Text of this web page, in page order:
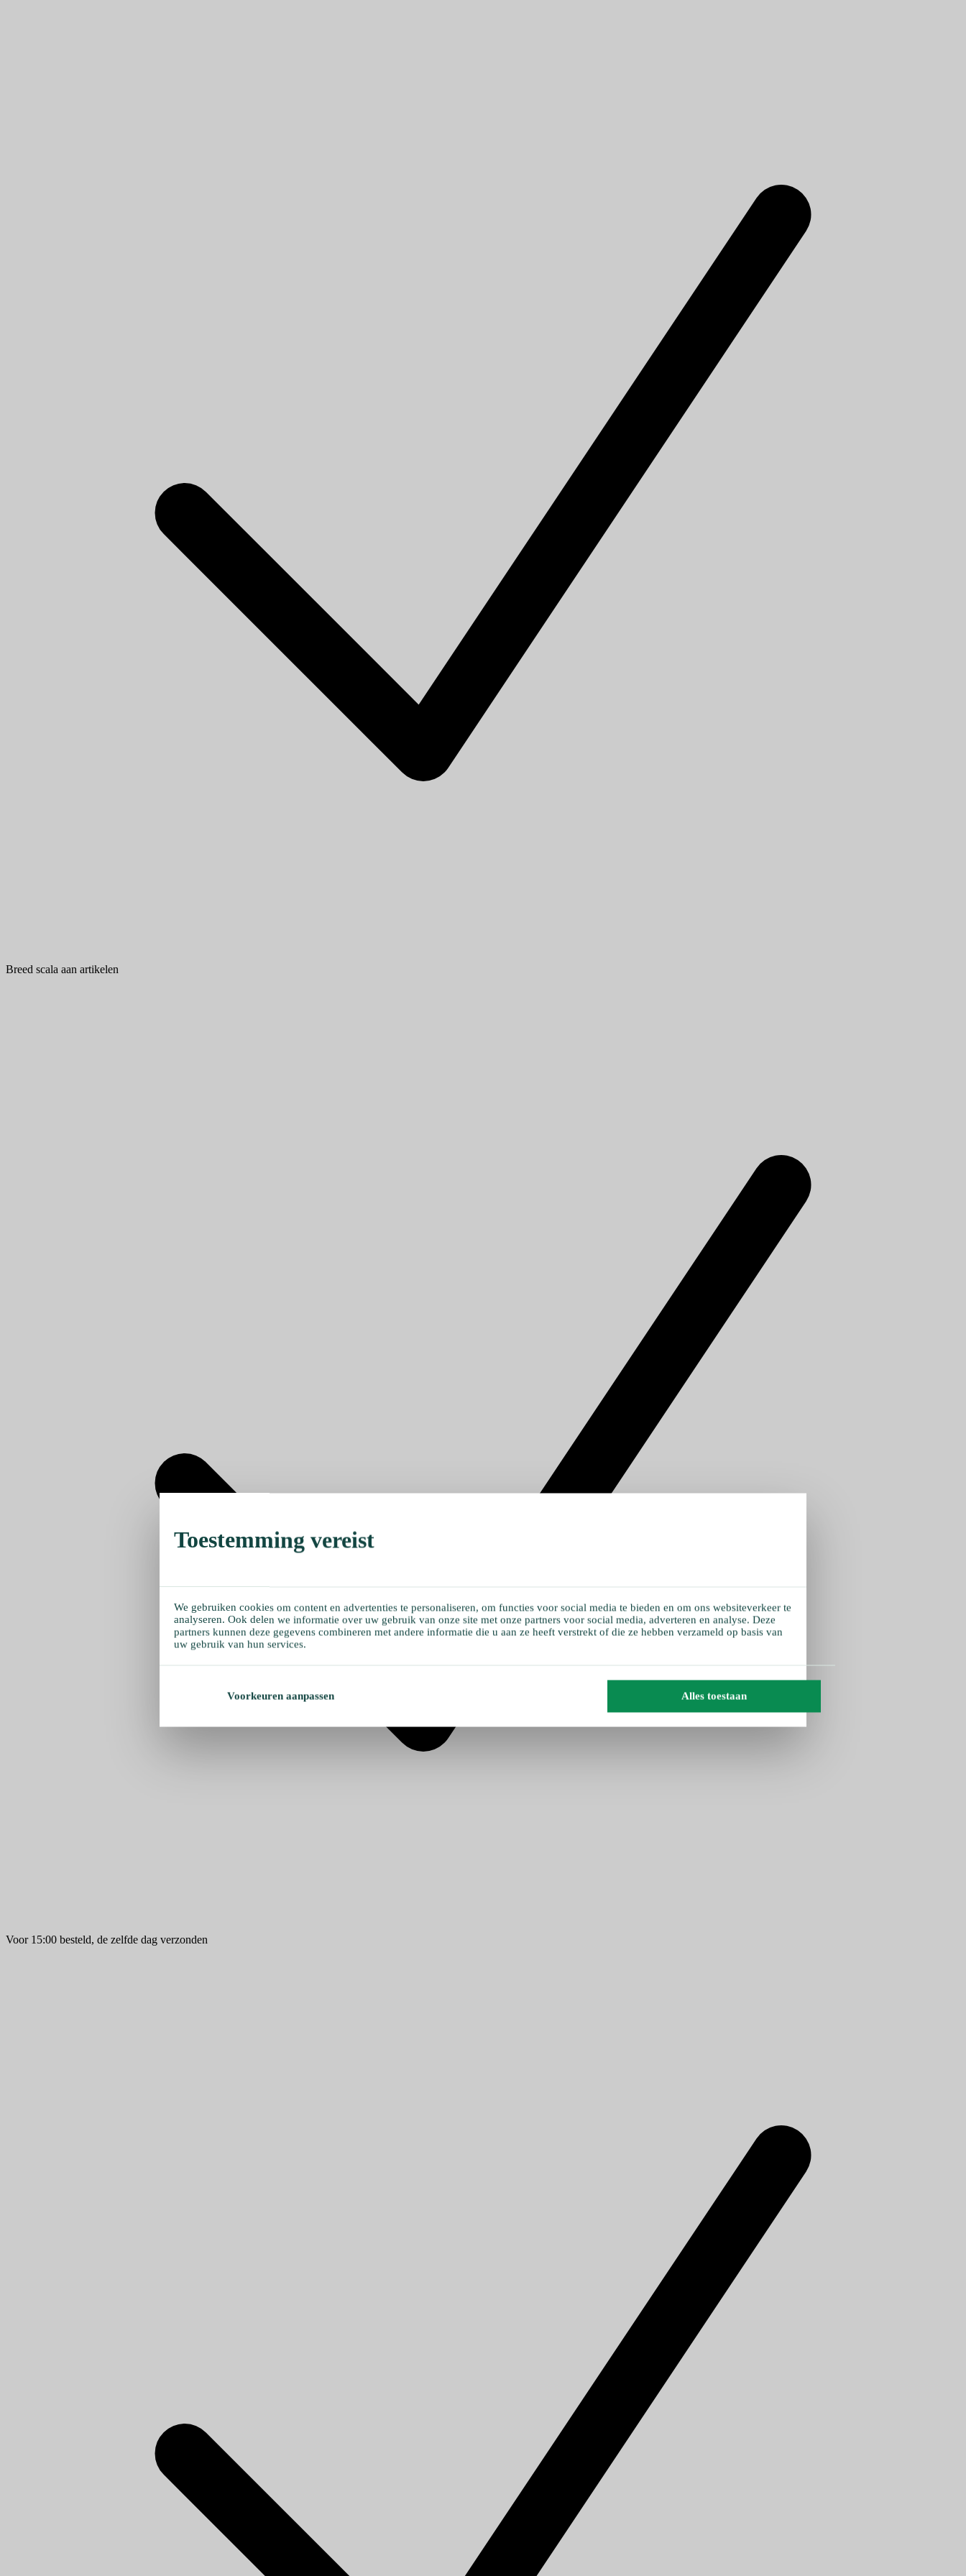
Breed scala aan artikelen
Voor 15:00 besteld, de zelfde dag verzonden
Toestemming vereist
We gebruiken cookies om content en advertenties te personaliseren, om functies voor social media te bieden en om ons websiteverkeer te
analyseren. Ook delen we informatie over uw gebruik van onze site met onze partners voor social media, adverteren en analyse. Deze
partners kunnen deze gegevens combineren met andere informatie die u aan ze heeft verstrekt of die ze hebben verzameld op basis van
uw gebruik van hun services.
Voorkeuren aanpassen Alles toestaan